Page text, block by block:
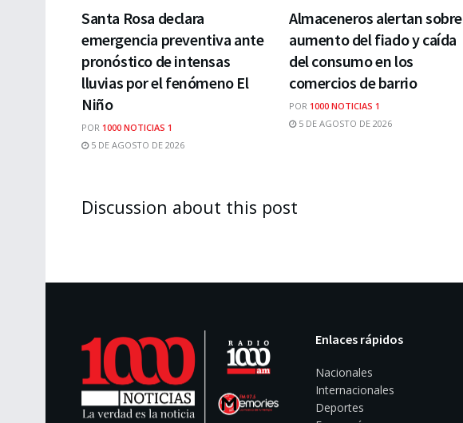
Santa Rosa declara
emergencia preventiva ante
pronóstico de intensas
lluvias por el fenómeno El
Niño
POR 1000 NOTICIAS 1
5 DE AGOSTO DE 2026
Almaceneros alertan sobre
aumento del fiado y caída
del consumo en los
comercios de barrio
POR 1000 NOTICIAS 1
5 DE AGOSTO DE 2026
Discussion about this post
Enlaces rápidos
Nacionales
Internacionales
Deportes